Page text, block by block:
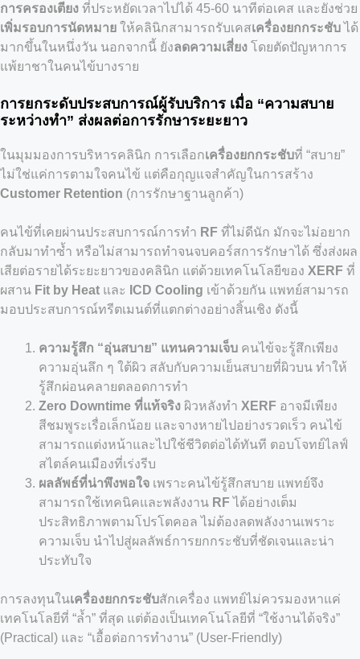
การครองเตียง ที่ประหยัดเวลาไปได้ 45-60 นาทีต่อเคส และยังช่วย
เพิ่มรอบการนัดหมาย ให้คลินิกสามารถรับเคสเครื่องยกกระชับได้
มากขึ้นในหนึ่งวัน นอกจากนี้ ยังลดความเสี่ยง โดยตัดปัญหาการ
แพ้ยาชาในคนไข้บางราย
การยกระดับประสบการณ์ผู้รับบริการ เมื่อ “ความสบาย
ระหว่างทำ” ส่งผลต่อการรักษาระยะยาว
ในมุมมองการบริหารคลินิก การเลือกเครื่องยกกระชับที่ “สบาย”
ไม่ใช่แค่การตามใจคนไข้ แต่คือกุญแจสำคัญในการสร้าง
Customer Retention (การรักษาฐานลูกค้า)
คนไข้ที่เคยผ่านประสบการณ์การทำ RF ที่ไม่ดีนัก มักจะไม่อยาก
กลับมาทำซ้ำ หรือไม่สามารถทำจนจบคอร์สการรักษาได้ ซึ่งส่งผล
เสียต่อรายได้ระยะยาวของคลินิก แต่ด้วยเทคโนโลยีของ XERF ที่
ผสาน Fit by Heat และ ICD Cooling เข้าด้วยกัน แพทย์สามารถ
มอบประสบการณ์ทรีตเมนต์ที่แตกต่างอย่างสิ้นเชิง ดังนี้
ความรู้สึก “อุ่นสบาย” แทนความเจ็บ คนไข้จะรู้สึกเพียง
ความอุ่นลึก ๆ ใต้ผิว สลับกับความเย็นสบายที่ผิวบน ทำให้
รู้สึกผ่อนคลายตลอดการทำ
Zero Downtime ที่แท้จริง ผิวหลังทำ XERF อาจมีเพียง
สีชมพูระเรื่อเล็กน้อย และจางหายไปอย่างรวดเร็ว คนไข้
สามารถแต่งหน้าและไปใช้ชีวิตต่อได้ทันที ตอบโจทย์ไลฟ์
สไตล์คนเมืองที่เร่งรีบ
ผลลัพธ์ที่น่าพึงพอใจ เพราะคนไข้รู้สึกสบาย แพทย์จึง
สามารถใช้เทคนิคและพลังงาน RF ได้อย่างเต็ม
ประสิทธิภาพตามโปรโตคอล ไม่ต้องลดพลังงานเพราะ
ความเจ็บ นำไปสู่ผลลัพธ์การยกกระชับที่ชัดเจนและน่า
ประทับใจ
การลงทุนในเครื่องยกกระชับสักเครื่อง แพทย์ไม่ควรมองหาแค่
เทคโนโลยีที่ “ล้ำ” ที่สุด แต่ต้องเป็นเทคโนโลยีที่ “ใช้งานได้จริง”
(Practical) และ “เอื้อต่อการทำงาน” (User-Friendly)